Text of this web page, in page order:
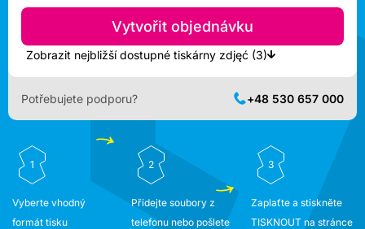
Vytvořit objednávku
Zobrazit nejbližší dostupné tiskárny zdjęć (3)
Potřebujete podporu? +48 530 657 000
1
Vyberte vhodný
formát tisku
2
Přidejte soubory z
telefonu nebo pošlete
3
Zaplaťte a stiskněte
TISKNOUT na stránce